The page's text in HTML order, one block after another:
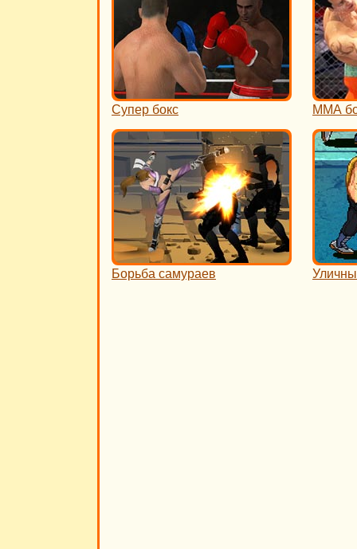
Супер бокс ММА
Борьба самураев